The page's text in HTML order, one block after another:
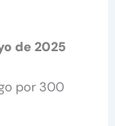
de 2025
por 300